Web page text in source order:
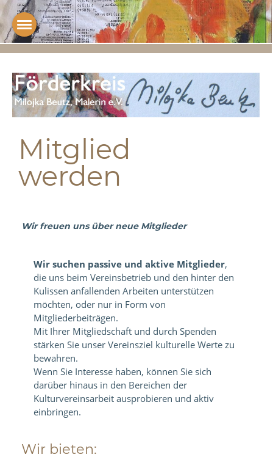
Mitglied
werden
Wir freuen uns über neue Mitglieder
Wir suchen passive und aktive Mitglieder,
die uns beim Vereinsbetrieb und den hinter den
Kulissen anfallenden Arbeiten unterstützen
möchten, oder nur in Form von
Mitgliederbeiträgen.
Mit Ihrer Mitgliedschaft und durch Spenden
stärken Sie unser Vereinsziel kulturelle Werte zu
bewahren.
Wenn Sie Interesse haben, können Sie sich
darüber hinaus in den Bereichen der
Kulturvereinsarbeit ausprobieren und aktiv
einbringen.
Wir bieten: